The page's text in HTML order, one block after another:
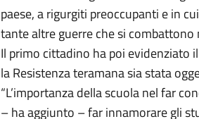
paese, a rigurgiti preoccupanti e in
tante altre guerre che si combattono
Il primo cittadino ha poi evidenziato
la Resistenza teramana sia stata
“L’importanza della scuola nel far
– ha aggiunto – far innamorare gli